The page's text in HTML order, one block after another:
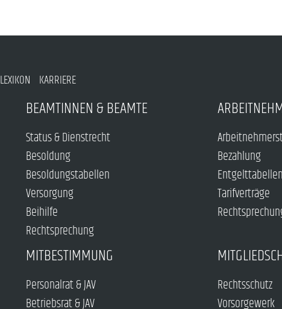
LEXIKON KARRIERE
BEAMTINNEN & BEAMTE
Status & Dienstrecht
Besoldung
Besoldungstabellen
Versorgung
Beihilfe
Rechtsprechung
Bezahlung
Entgelttabellen
Tarifverträge
MITBESTIMMUNG
Personalrat & JAV
Betriebsrat & JAV
Rechtsschutz
Vorsorgewerk